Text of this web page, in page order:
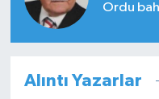
Ordu
Alıntı Yazarlar